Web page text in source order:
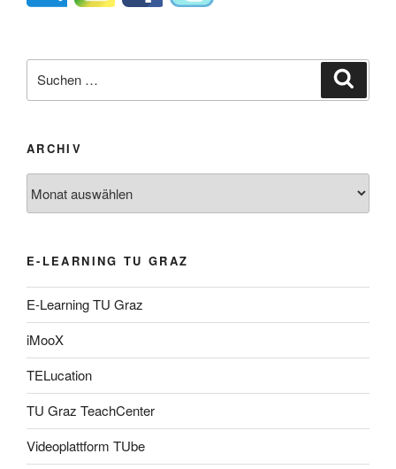
nach:
ARCHIV
E-LEARNING TU GRAZ
E-Learning TU Graz
iMooX
TELucation
TU Graz TeachCenter
Videoplattform TUbe